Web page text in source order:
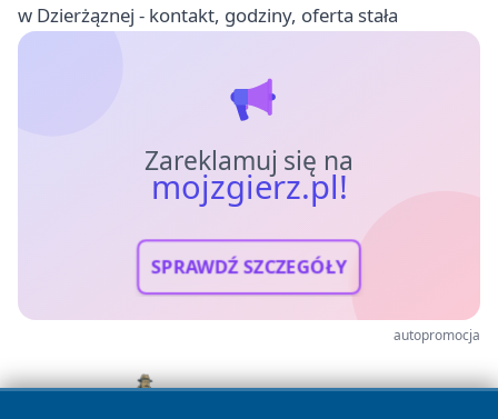
w Dzierżąznej - kontakt, godziny, oferta stała
Zareklamuj się na
mojzgierz.pl!
SPRAWDŹ SZCZEGÓŁY
autopromocja